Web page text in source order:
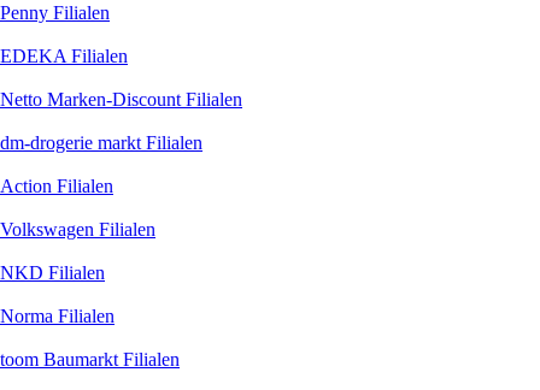
Penny Filialen
EDEKA Filialen
Netto Marken-Discount Filialen
dm-drogerie markt Filialen
Action Filialen
Volkswagen Filialen
NKD Filialen
Norma Filialen
toom Baumarkt Filialen